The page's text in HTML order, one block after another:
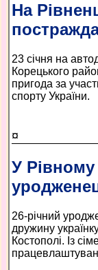
На
23 січня на
Корецького
пригода за
спорту України.
¤
У
26-річний
дружину
Костополі. Із